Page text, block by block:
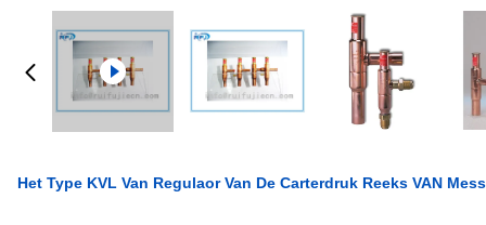
Het Type KVL Van Regulaor Van De Carterdruk Reeks VAN